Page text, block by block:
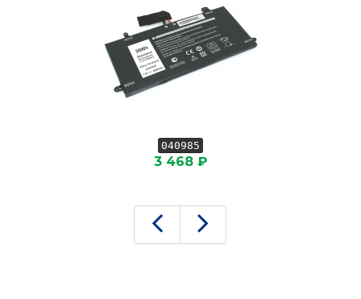
040985
3 468 ₽